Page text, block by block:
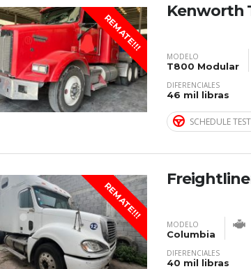
REMATE!!!
Kenworth
MODELO
T800 Modular
DIFERENCIALES
46 mil libras
SCHEDULE
REMATE!!!
MODELO
Columbia
DIFERENCIALES
40 mil libras